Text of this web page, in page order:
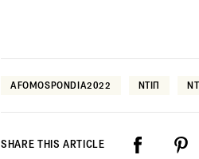
AFOMOSPONDIA2022 ΝΤΙΠ
SHARE THIS ARTICLE